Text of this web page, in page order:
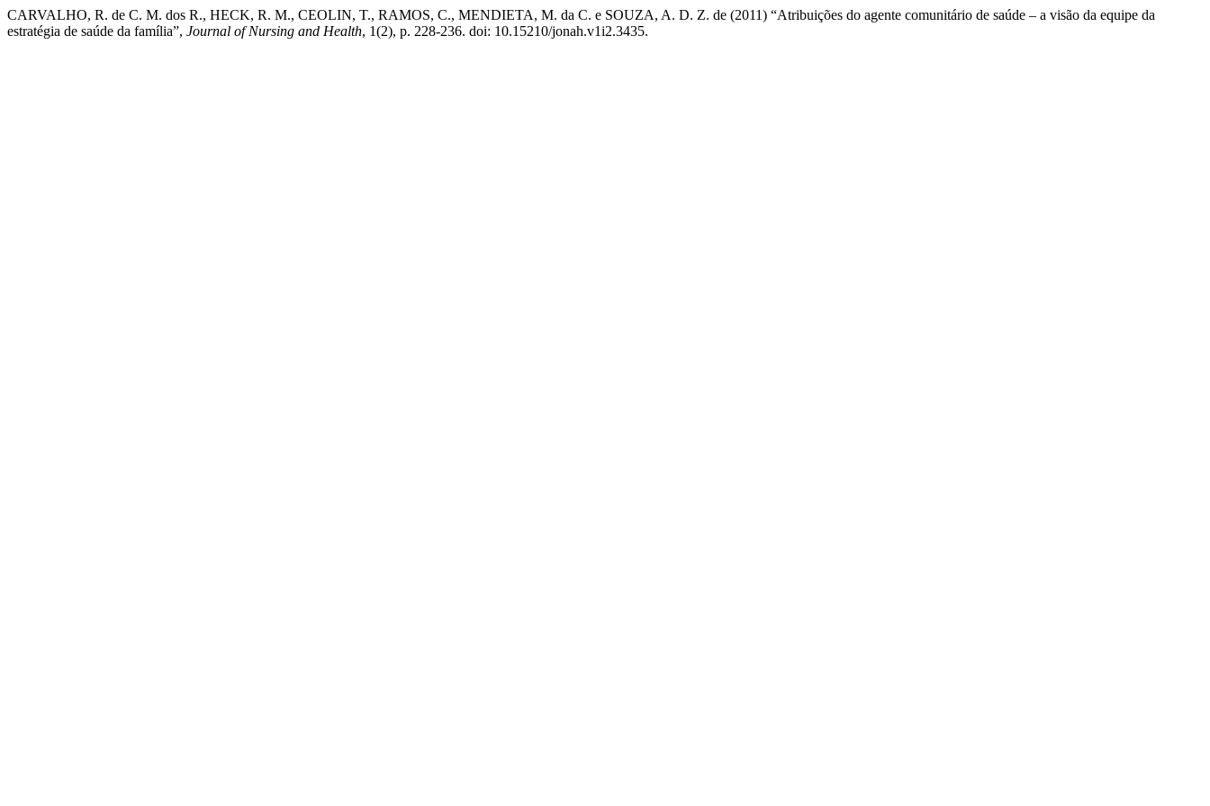
CARVALHO, R. de C. M. dos R., HECK, R. M., CEOLIN, T., RAMOS, C., MENDIETA, M. da C. e SOUZA, A. D. Z. de (2011) “Atribuições do agente comunitário de saúde – a visão da equipe da
estratégia de saúde da família”, Journal of Nursing and Health, 1(2), p. 228-236. doi: 10.15210/jonah.v1i2.3435.